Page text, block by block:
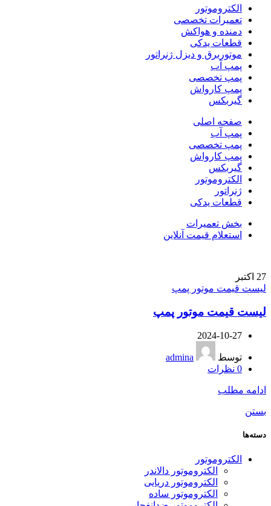
الکتروموتور
تعمیرات تخصصی
دمنده و هواکش
قطعات یدکی
موتوربرق و دیزل ژنراتور
پمپ آب
پمپ تخصصی
پمپ کارواش
گیربکس
صفحه اصلی
پمپ آب
پمپ تخصصی
پمپ کارواش
گیربکس
الکتروموتور
ژنراتور
قطعات یدکی
بخش تعمیرات
استعلام قیمت آنلاین
27 اکتبر
لیست قیمت موتور پمپ
لیست قیمت موتور پمپ
2024-10-27
توسط
admina
0 نظرات
ادامه مطلب
بستن
دسته‌ها
الکتروموتور
الکتروموتور دالاندر
الکتروموتور دریایی
الکتروموتور ساده